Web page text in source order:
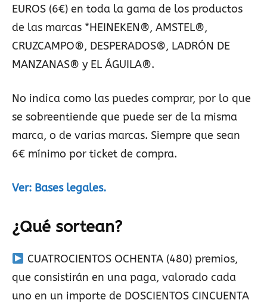
EUROS (6€) en toda la gama de los productos
de las marcas *HEINEKEN®, AMSTEL®,
CRUZCAMPO®, DESPERADOS®, LADRÓN DE
MANZANAS® y EL ÁGUILA®.
No indica como las puedes comprar, por lo que
se sobreentiende que puede ser de la misma
marca, o de varias marcas. Siempre que sean
6€ mínimo por ticket de compra.
Ver: Bases legales.
¿Qué sortean?
CUATROCIENTOS OCHENTA (480) premios,
que consistirán en una paga, valorado cada
uno en un importe de DOSCIENTOS CINCUENTA